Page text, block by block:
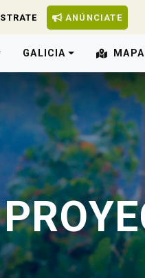
ANÚNCIATE
GALICIA MAPA